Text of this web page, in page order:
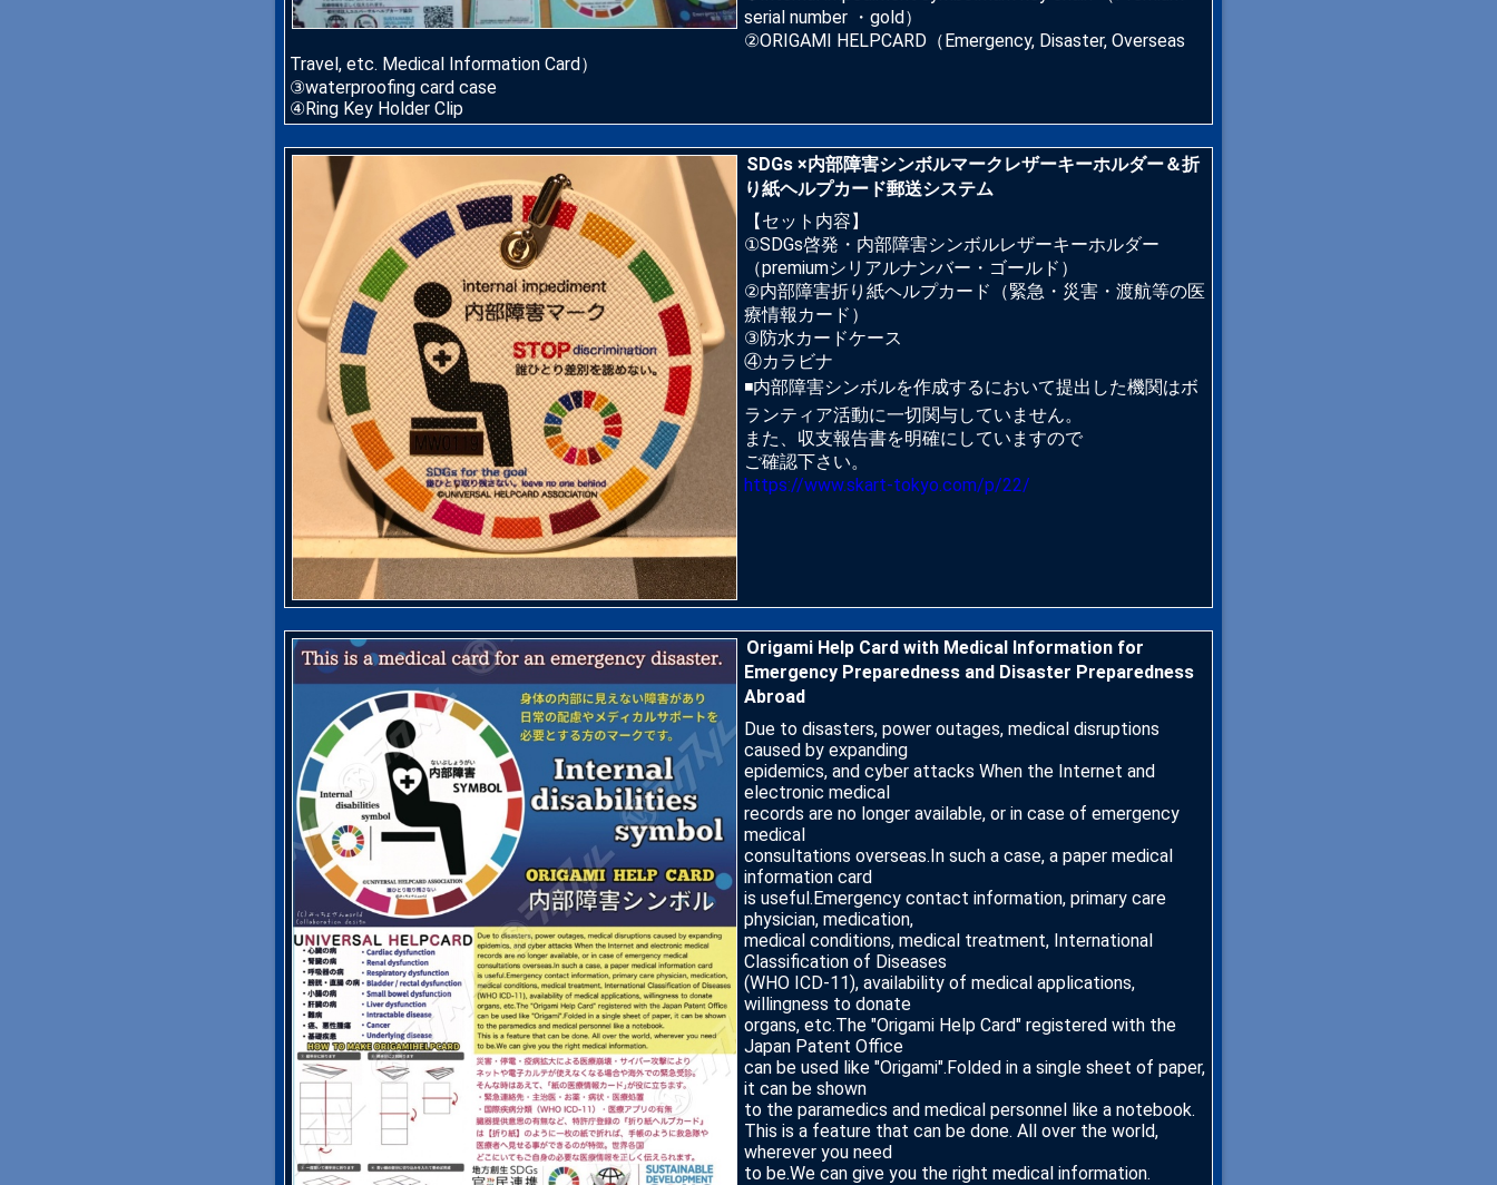
serial number ・gold）
②ORIGAMI HELPCARD（Emergency, Disaster, Overseas
Travel, etc. Medical Information Card）
③waterproofing card case
④Ring Key Holder Clip
SDGs ×内部障害シンボルマークレザーキーホルダー＆折
り紙ヘルプカード郵送システム
【セット内容】
①SDGs啓発・内部障害シンボルレザーキーホルダー
（premiumシリアルナンバー・ゴールド）
②内部障害折り紙ヘルプカード（緊急・災害・渡航等の医
療情報カード）
③防水カードケース
④カラビナ
◾️内部障害シンボルを作成するにおいて提出した機関はボ
ランティア活動に一切関与していません。
また、収支報告書を明確にしていますので
ご確認下さい。
https://www.skart-tokyo.com/p/22/
Origami Help Card with Medical Information for
Emergency Preparedness and Disaster Preparedness
Abroad
Due to disasters, power outages, medical disruptions
caused by expanding
epidemics, and cyber attacks When the Internet and
electronic medical
records are no longer available, or in case of emergency
medical
consultations overseas.In such a case, a paper medical
information card
is useful.Emergency contact information, primary care
physician, medication,
medical conditions, medical treatment, International
Classification of Diseases
(WHO ICD-11), availability of medical applications,
willingness to donate
organs, etc.The "Origami Help Card" registered with the
Japan Patent Office
can be used like "Origami".Folded in a single sheet of paper,
it can be shown
to the paramedics and medical personnel like a notebook.
This is a feature that can be done. All over the world,
wherever you need
to be.We can give you the right medical information.